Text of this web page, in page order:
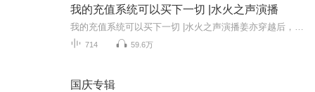
我的充值系统可以买下一切 |水火之声演播
714 59.6万
国庆专辑